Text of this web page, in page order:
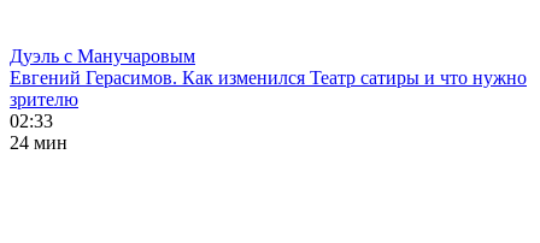
Дуэль с Манучаровым
Евгений Герасимов. Как изменился Театр сатиры и что нужно
зрителю
02:33
24 мин